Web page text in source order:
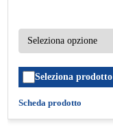
Seleziona prodotto
Scheda prodotto